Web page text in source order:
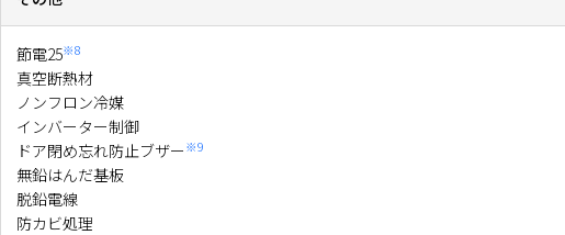
節電25※8
真空断熱材
ノンフロン冷媒
インバーター制御
ドア閉め忘れ防止ブザー ※9
無鉛はんだ基板
脱鉛電線
防カビ処理